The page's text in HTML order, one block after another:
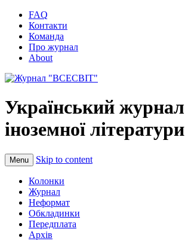
FAQ
Контакти
Команда
Про журнал
About
Український журнал
іноземної літератури
Menu Skip to content
Колонки
Журнал
Неформат
Обкладинки
Передплата
Архів